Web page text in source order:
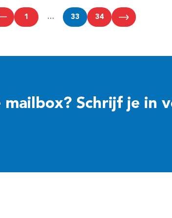
1 … 33 34
Schrijf je in